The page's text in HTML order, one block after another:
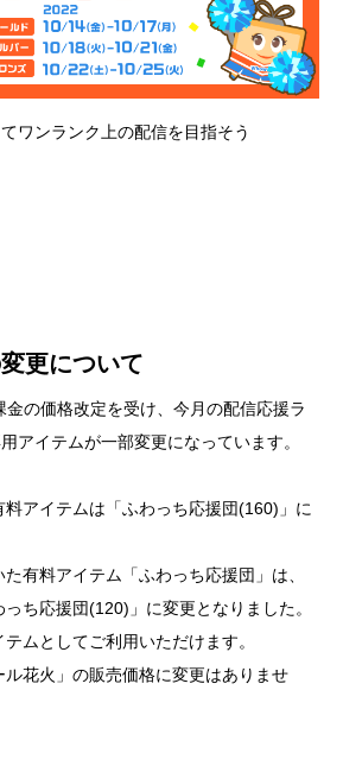
ワンランク上の配信を目指そう
更について
の価格改定を受け、今月の配信応援ラ
アイテムが一部変更になっています。
アイテムは「ふわっち応援団(160)」に
有料アイテム「ふわっち応援団」は、
ち応援団(120)」に変更となりました。
ムとしてご利用いただけます。
花火」の販売価格に変更はありませ